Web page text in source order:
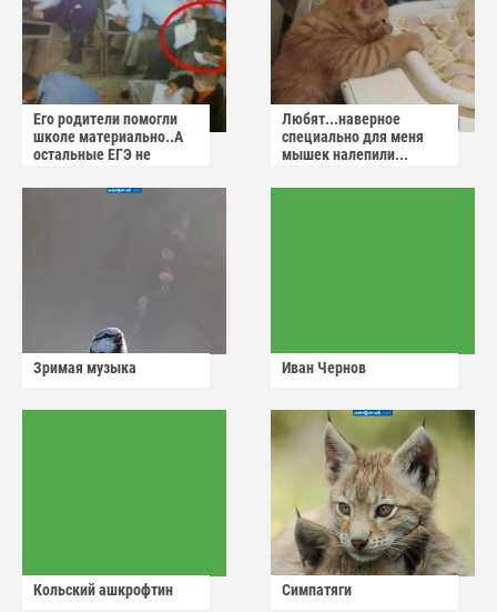
Его родители помогли
школе материально..А
остальные ЕГЭ не
Любят...наверное
специально для меня
мышек налепили...
Зримая музыка Иван Чернов
Кольский ашкрофтин Симпатяги